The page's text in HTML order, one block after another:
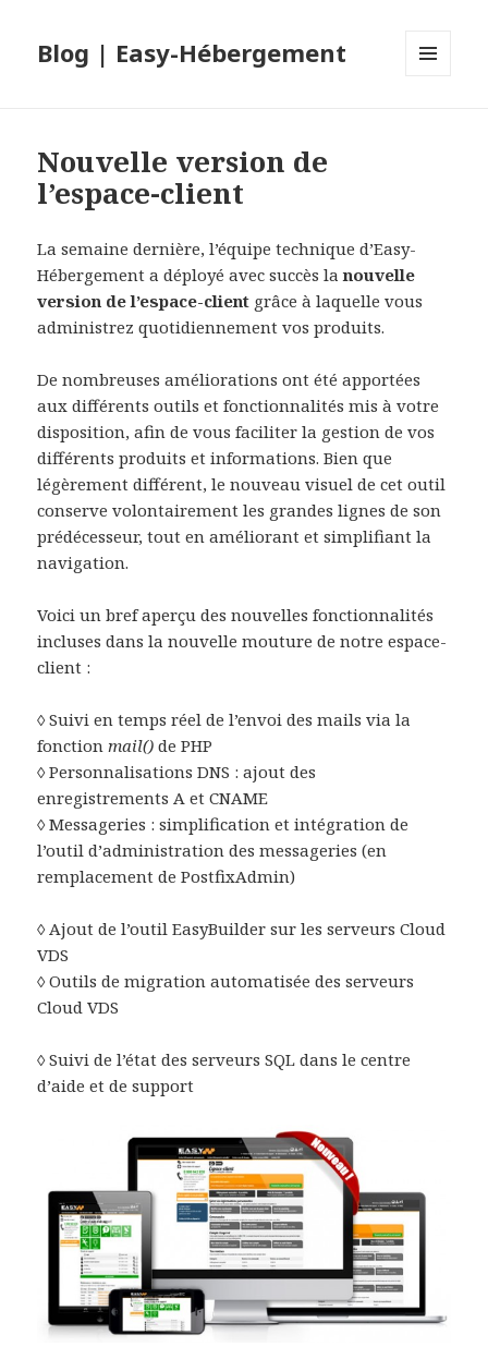
Blog | Easy-Hébergement
Nouvelle version de
l’espace-client
La semaine dernière, l’équipe technique d’Easy-
Hébergement a déployé avec succès lanouvelle
version de l’espace-client grâce à laquelle vous
administrez quotidiennement vos produits.
De nombreuses améliorations ont été apportées
aux différents outils et fonctionnalités mis à votre
disposition, afin de vous faciliter la gestion de vos
différents produits et informations. Bien que
légèrement différent, le nouveau visuel de cet outil
conserve volontairement les grandes lignes de son
prédécesseur, tout en améliorant et simplifiant la
navigation.
Voici un bref aperçu des nouvelles fonctionnalités
incluses dans la nouvelle mouture de notre espace-
client :
◊ Suivi en temps réel de l’envoi des mails via la
fonctionmail() de PHP
◊ Personnalisations DNS : ajout des
enregistrements A et CNAME
◊ Messageries : simplification et intégration de
l’outil d’administration des messageries (en
remplacement de PostfixAdmin)
◊ Ajout de l’outil EasyBuilder sur les serveurs Cloud
VDS
◊ Outils de migration automatisée des serveurs
Cloud VDS
◊ Suivi de l’état des serveurs SQL dans le centre
d’aide et de support